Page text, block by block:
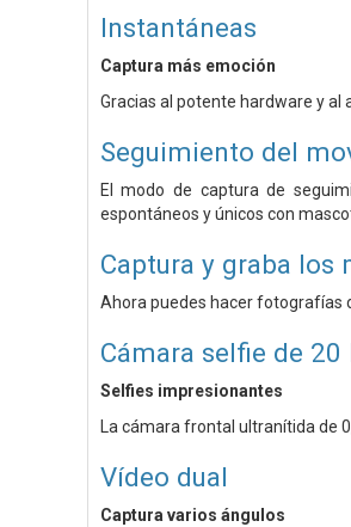
Instantáneas
Captura más emoción
Gracias al potente hardware y
Seguimiento del
El modo de captura de
espontáneos y únicos con
Captura y graba
Ahora puedes hacer fotografías
Cámara selfie de 20
Selfies impresionantes
La cámara frontal ultranítida de
Vídeo dual
Captura varios ángulos